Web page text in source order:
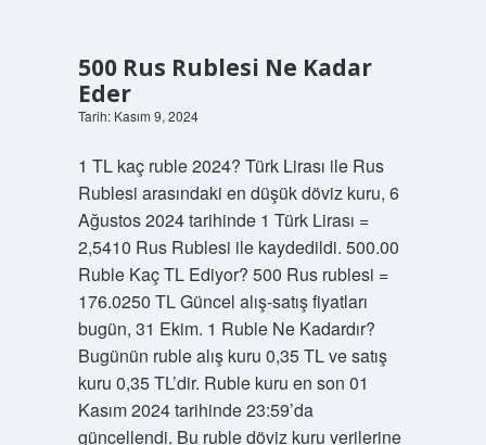
500 Rus Rublesi Ne Kadar
Eder
Tarih: Kasım 9, 2024
1 TL kaç ruble 2024? Türk Lirası ile Rus
Rublesi arasındaki en düşük döviz kuru, 6
Ağustos 2024 tarihinde 1 Türk Lirası =
2,5410 Rus Rublesi ile kaydedildi. 500.00
Ruble Kaç TL Ediyor? 500 Rus rublesi =
176.0250 TL Güncel alış-satış fiyatları
bugün, 31 Ekim. 1 Ruble Ne Kadardır?
Bugünün ruble alış kuru 0,35 TL ve satış
kuru 0,35 TL’dir. Ruble kuru en son 01
Kasım 2024 tarihinde 23:59’da
güncellendi. Bu ruble döviz kuru verilerine